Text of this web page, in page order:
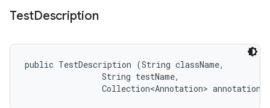
TestDescription
public TestDescription (String className,
                String testName,
Collection<Annotation>